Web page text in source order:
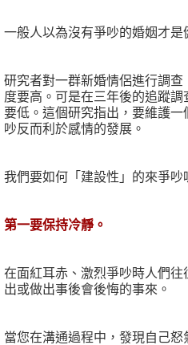
一般人以為沒有爭吵的婚姻才是
研究者對一群新婚情侶進行調
度要高。可是在三年後的追蹤
要低。這個研究指出，要維護
吵反而利於感情的發展。
我們要如何「建設性」的來爭吵
第一要保持冷靜。
在面紅耳赤、激烈爭吵時人們
出或做出事後會後悔的事來。
當您在溝通過程中，發現自己